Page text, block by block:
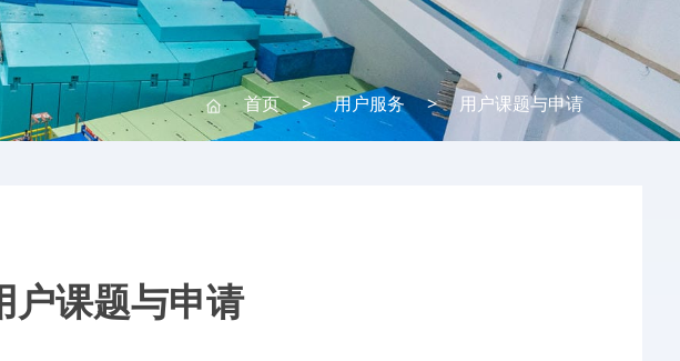
首页 > 用户服务 > 用户课题与申请
户课题与申请